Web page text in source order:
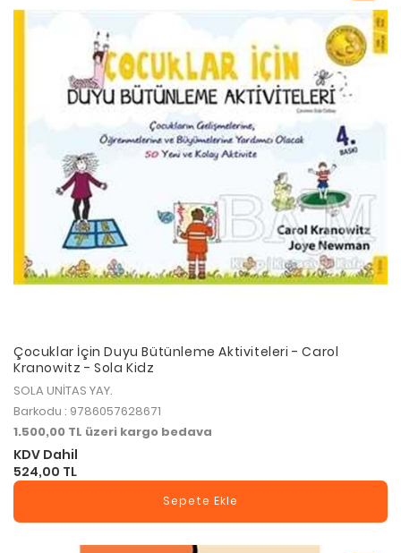
Çocuklar İçin Duyu Bütünleme Aktiviteleri - Carol
Kranowitz - Sola Kidz
SOLA UNİTAS YAY.
Barkodu : 9786057628671
1.500,00 TL üzeri kargo bedava
KDV Dahil
524,00 TL
Sepete Ekle